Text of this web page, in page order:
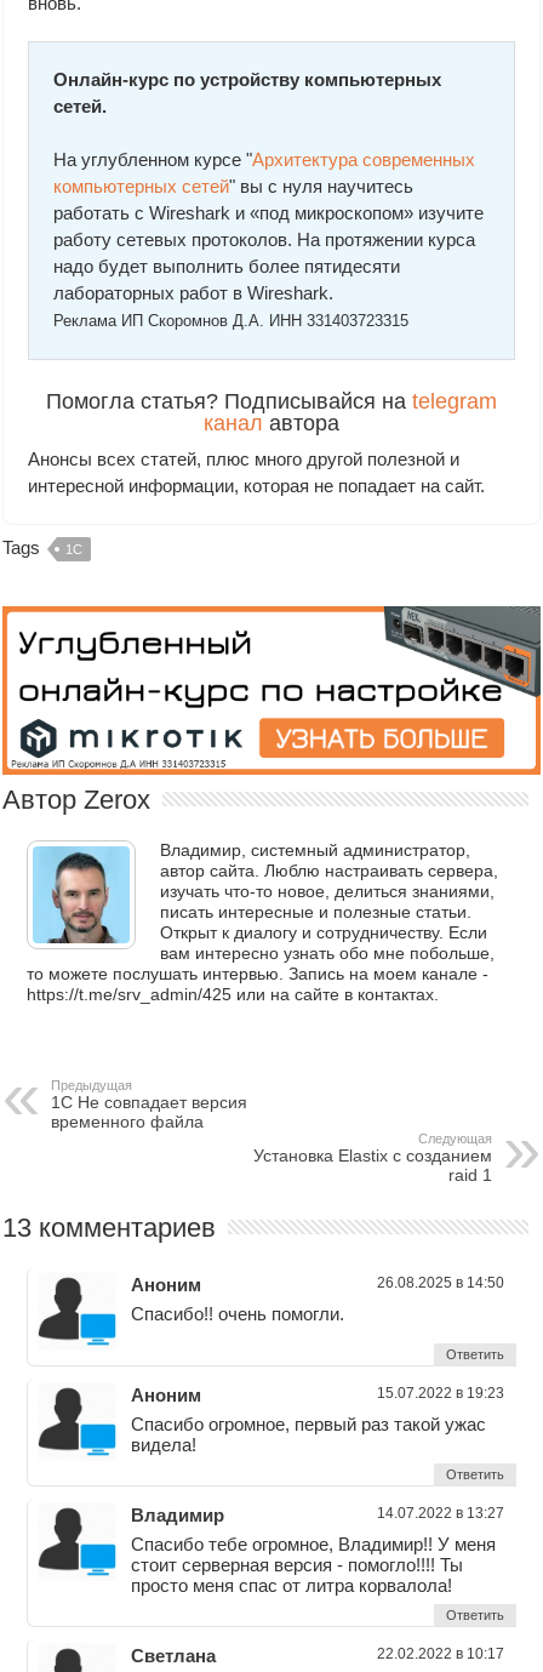
Онлайн-курс по устройству компьютерных
сетей.
На углубленном курсе "Архитектура современных
компьютерных сетей" вы с нуля научитесь
работать с Wireshark и «под микроскопом» изучите
работу сетевых протоколов. На протяжении курса
надо будет выполнить более пятидесяти
лабораторных работ в Wireshark.
Реклама ИП Скоромнов Д.А. ИНН 331403723315
Помогла статья? Подписывайся на telegram
канал автора
Анонсы всех статей, плюс много другой полезной и
интересной информации, которая не попадает на сайт.
Tags 1C
Автор Zerox
Владимир, системный администратор,
автор сайта. Люблю настраивать сервера,
изучать что-то новое, делиться знаниями,
писать интересные и полезные статьи.
Открыт к диалогу и сотрудничеству. Если
вам интересно узнать обо мне побольше,
то можете послушать интервью. Запись на моем канале -
https://t.me/srv_admin/425 или на сайте в контактах.
Предыдущая
1С Не совпадает версия
временного файла
Следующая
Установка Elastix с созданием
raid 1
13 комментариев
Аноним 26.08.2025 в 14:50
Спасибо!! очень помогли.
Ответить
Аноним 15.07.2022 в 19:23
Спасибо огромное, первый раз такой ужас
видела!
Ответить
Владимир 14.07.2022 в 13:27
Спасибо тебе огромное, Владимир!! У меня
стоит серверная версия - помогло!!!! Ты
просто меня спас от литра корвалола!
Ответить
Светлана 22.02.2022 в 10:17